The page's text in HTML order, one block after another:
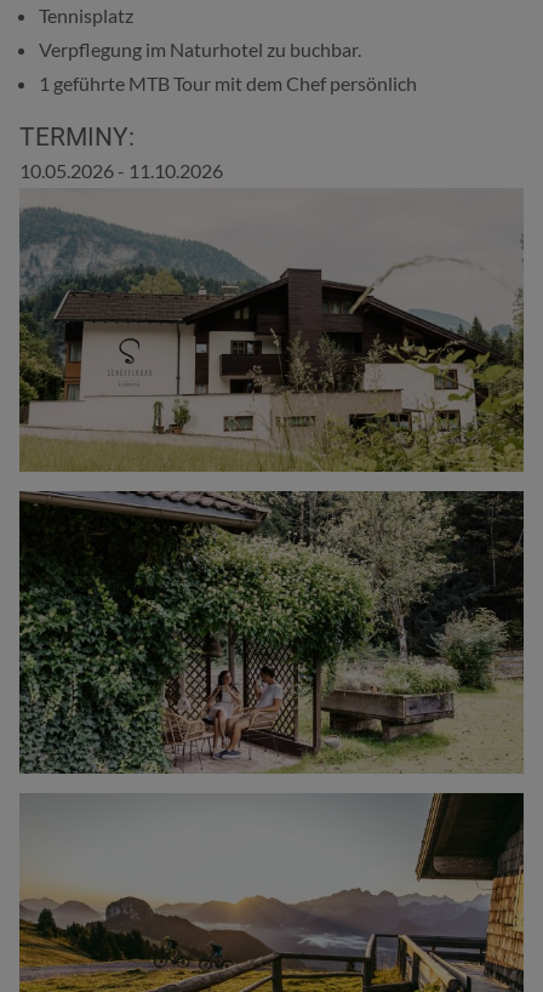
Tennisplatz
Verpflegung im Naturhotel zu buchbar.
1 geführte MTB Tour mit dem Chef persönlich
TERMINY:
10.05.2026 - 11.10.2026